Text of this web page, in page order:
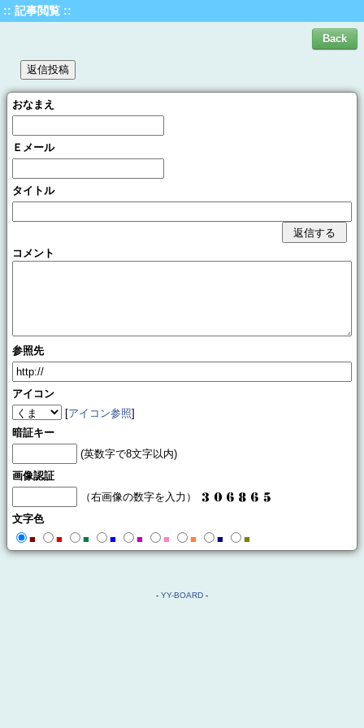
:: 記事閲覧 ::
おなまえ
Ｅメール
タイトル
コメント
参照先
アイコン
[アイコン参照]
暗証キー
(英数字で8文字以内)
画像認証
（右画像の数字を入力）
文字色
■
■ ■ ■ ■ ■ ■ ■ ■
- YY-BOARD -